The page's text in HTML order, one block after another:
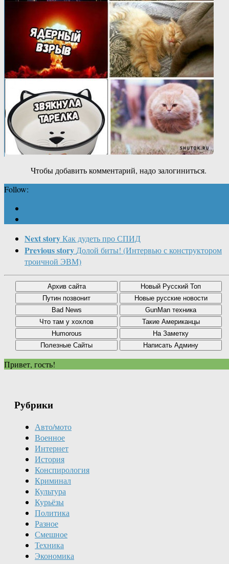
Чтобы добавить комментарий, надо залогиниться.
Follow:
Next storyКак дудеть про СПИД
Previous storyДолой биты! (Интервью с конструктором
троичной ЭВМ)
Привет, гость!
Рубрики
Авто/мото
Военное
Интернет
История
Конспирология
Криминал
Культура
Курьёзы
Политика
Разное
Смешное
Техника
Экономика